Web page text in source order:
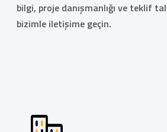
bilgi, proje danışmanlığı ve teklif
bizimle iletişime geçin.